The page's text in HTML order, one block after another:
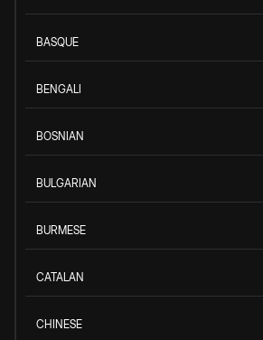
BASQUE
BENGALI
BOSNIAN
BULGARIAN
BURMESE
CATALAN
CHINESE